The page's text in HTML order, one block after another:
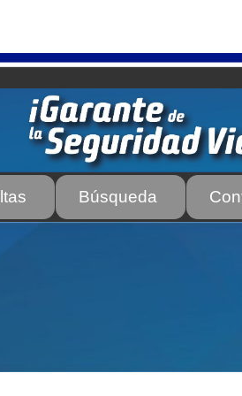
Búsqueda
registrados ante el INTT